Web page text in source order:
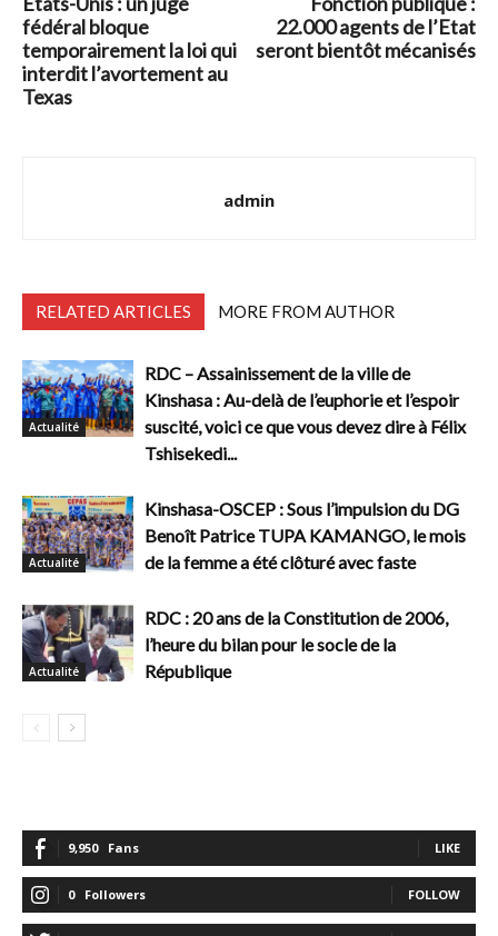
fédéral bloque
temporairement la loi qui
interdit l’avortement au
Texas
22.000 agents de l’Etat
seront bientôt mécanisés
admin
RELATED ARTICLES MORE FROM AUTHOR
Actualité
RDC – Assainissement de la ville de
Kinshasa : Au-delà de l’euphorie et l’espoir
suscité, voici ce que vous devez dire à Félix
Tshisekedi...
Actualité
Kinshasa-OSCEP : Sous l’impulsion du DG
Benoît Patrice TUPA KAMANGO, le mois
de la femme a été clôturé avec faste
Actualité
RDC : 20 ans de la Constitution de 2006,
l’heure du bilan pour le socle de la
République
9,950 Fans LIKE
0 Followers FOLLOW